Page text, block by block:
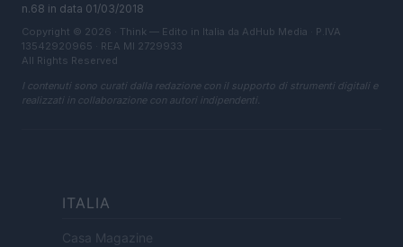
n.68 in data 01/03/2018
Copyright © 2026 · Think — Edito in Italia da AdHub Media · P.IVA
13542920965 · REA MI 2729933
All Rights Reserved
I contenuti sono curati dalla redazione con il supporto di strumenti digitali e
realizzati in collaborazione con autori indipendenti.
ITALIA
Casa Magazine